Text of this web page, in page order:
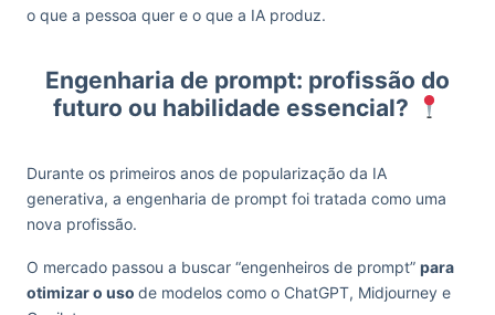
o que a pessoa quer e o que a IA produz.
Engenharia de prompt: profissão do
futuro ou habilidade essencial?
Durante os primeiros anos de popularização da IA
generativa, a engenharia de prompt foi tratada como uma
nova profissão.
O mercado passou a buscar “engenheiros de prompt” para
otimizar o uso de modelos como o ChatGPT, Midjourney e